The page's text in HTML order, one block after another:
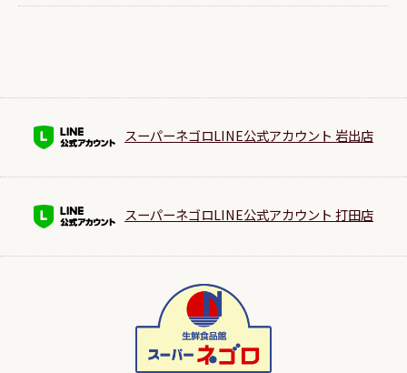
スーパーネゴロLINE公式アカウント 岩出店
スーパーネゴロLINE公式アカウント 打田店